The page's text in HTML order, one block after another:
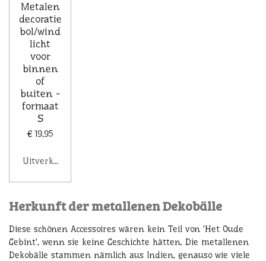
Metalen
decoratie
bol/wind
licht
voor
binnen
of
buiten -
formaat
S
€ 19,95
Uitverkocht
Herkunft der metallenen Dekobälle
Diese schönen Accessoires wären kein Teil von 'Het Oude
Gebint', wenn sie keine Geschichte hätten. Die metallenen
Dekobälle stammen nämlich aus Indien, genauso wie viele